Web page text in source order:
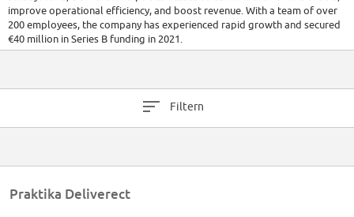
improve operational efficiency, and boost revenue. With a team of over
200 employees, the company has experienced rapid growth and secured
€40 million in Series B funding in 2021.
Filtern
Praktika Deliverect